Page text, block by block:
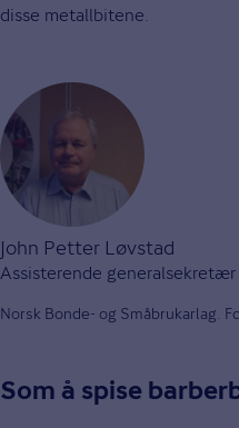
disse metallbitene.
John Petter Løvstad
Assisterende generalsekretær
Norsk Bonde- og Småbrukarlag.
Som å spise